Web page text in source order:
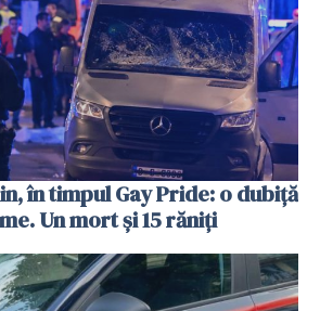
în timpul Gay Pride: o dubiță
Un mort și 15 răniți